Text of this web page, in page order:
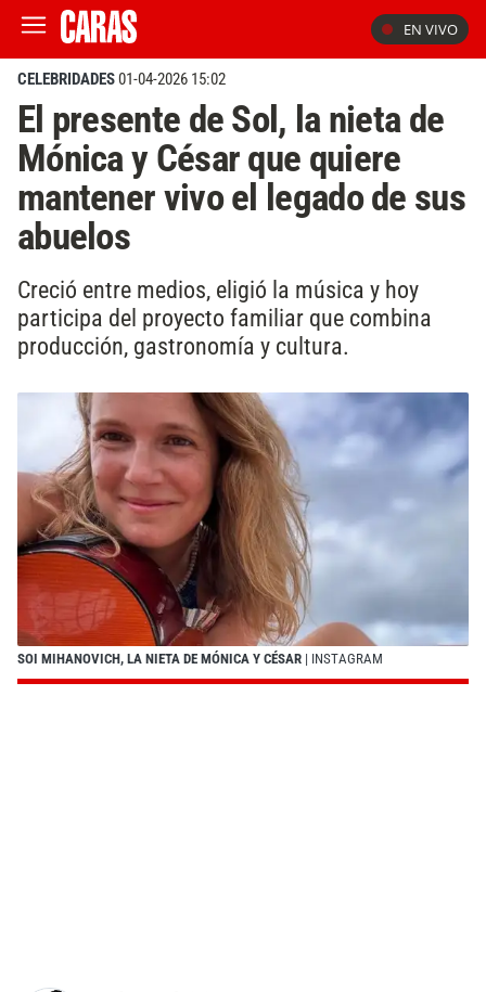
EN VIVO
CELEBRIDADES01-04-2026 15:02
El presente de Sol, la nieta de
Mónica y César que quiere
mantener vivo el legado de sus
abuelos
Creció entre medios, eligió la música y hoy
participa del proyecto familiar que combina
producción, gastronomía y cultura.
SOI MIHANOVICH, LA NIETA DE MÓNICA Y CÉSAR | INSTAGRAM